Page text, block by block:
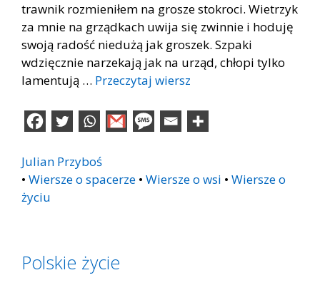
trawnik rozmieniłem na grosze stokroci. Wietrzyk
za mnie na grządkach uwija się zwinnie i hoduję
swoją radość niedużą jak groszek. Szpaki
wdzięcznie narzekają jak na urząd, chłopi tylko
lamentują … Przeczytaj wiersz
Julian Przyboś
• Wiersze o spacerze • Wiersze o wsi • Wiersze o
życiu
Polskie życie